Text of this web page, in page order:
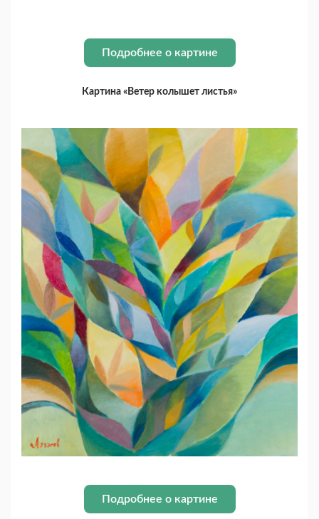
Подробнее о картине
Картина «Ветер колышет листья»
Подробнее о картине